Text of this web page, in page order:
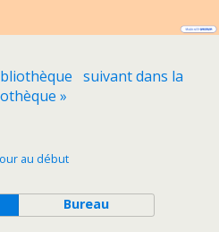
suivant dans la
»
au début
Bureau